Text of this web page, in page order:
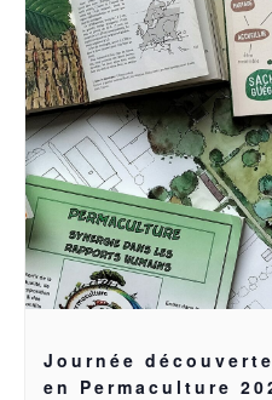
Journée
en Permaculture